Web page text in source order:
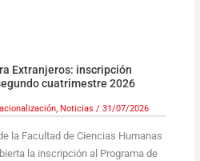
Extranjeros: inscripción
cuatrimestre 2026
, Noticias / 31/07/2026
la Facultad de Ciencias Humanas
la inscripción al Programa de